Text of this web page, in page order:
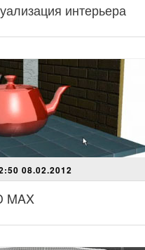
интерьера
08.02.2012
MAX